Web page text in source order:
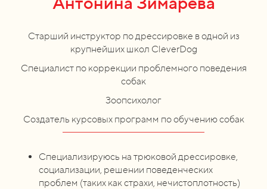
Старший инструктор по дрессировке в одной из
крупнейших школ CleverDog
Специалист по коррекции проблемного поведения
собак
Зоопсихолог
Создатель курсовых программ по обучению собак
Специализируюсь на трюковой дрессировке,
социализации, решении поведенческих
проблем (таких как страхи, нечистоплотность)